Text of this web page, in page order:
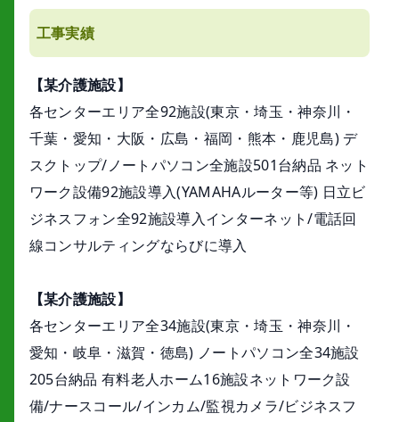
工事実績
【某介護施設】
各センターエリア全92施設(東京・埼玉・神奈川・
千葉・愛知・大阪・広島・福岡・熊本・鹿児島) デ
スクトップ/ノートパソコン全施設501台納品 ネット
ワーク設備92施設導入(YAMAHAルーター等) 日立ビ
ジネスフォン全92施設導入インターネット/電話回
線コンサルティングならびに導入
【某介護施設】
各センターエリア全34施設(東京・埼玉・神奈川・
愛知・岐阜・滋賀・徳島) ノートパソコン全34施設
205台納品 有料老人ホーム16施設ネットワーク設
備/ナースコール/インカム/監視カメラ/ビジネスフ